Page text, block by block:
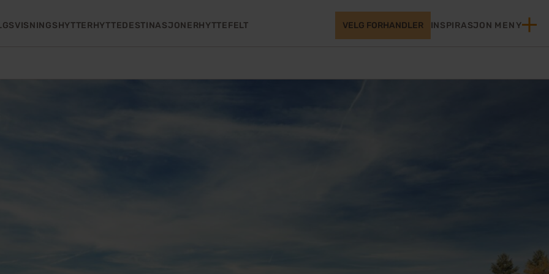
VISNINGSHYTTERHYTTEDESTINASJONERHYTTEFELT VELG FORHANDLER INSPIRASJON MENY